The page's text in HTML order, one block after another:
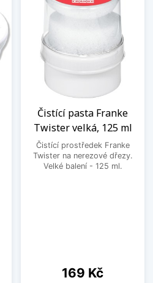
Čistící pasta Franke
Twister velká, 125 ml
Čistící prostředek Franke
Twister na nerezové dřezy.
Velké balení - 125 ml.
Cena
169 Kč